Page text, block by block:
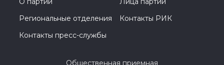
Региональные отделения
Контакты РИК
Контакты пресс-службы
Общественная приемная